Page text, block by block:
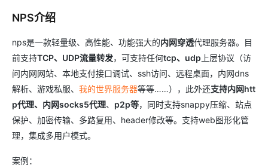
NPS介绍
nps是一款轻量级、高性能、功能强大的内网穿透代理服务器。目
前支持TCP、UDP流量转发，可支持任何tcp、udp 上层协议（访
问内网网站、本地支付接口调试、ssh访问、远程桌面，内网dns
解析、游戏私服、 我的世界服务器等等……），此外还支持内网htt
p代理、内网socks5代理、 p2p等，同时支持snappy压缩、站点
保护、加密传输、多路复用、header修改等。支持web图形化管
理，集成多用户模式。
案例：